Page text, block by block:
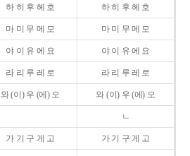
하 히 후 헤 호 하 히 후 헤 호
마 미 무 메 모 마 미 무 메 모
야 이 유 에 요 야 이 유 에 요
라 리 루 레 로 라 리 루 레 로
와 (이) 우 (에) 오 와 (이) 우 (에) 오
ㄴ
가 기 구 게 고 가 기 구 게 고